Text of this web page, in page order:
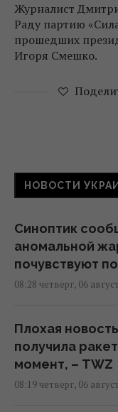
Журналист
Раду партию
прошедших
Игоря Смешко.
НОВОСТИ
Синоптик
аномальной
почувствуют
08:28 четверг, 06
Плохая
получила
момент, – TWZ
08:19 четверг, 06